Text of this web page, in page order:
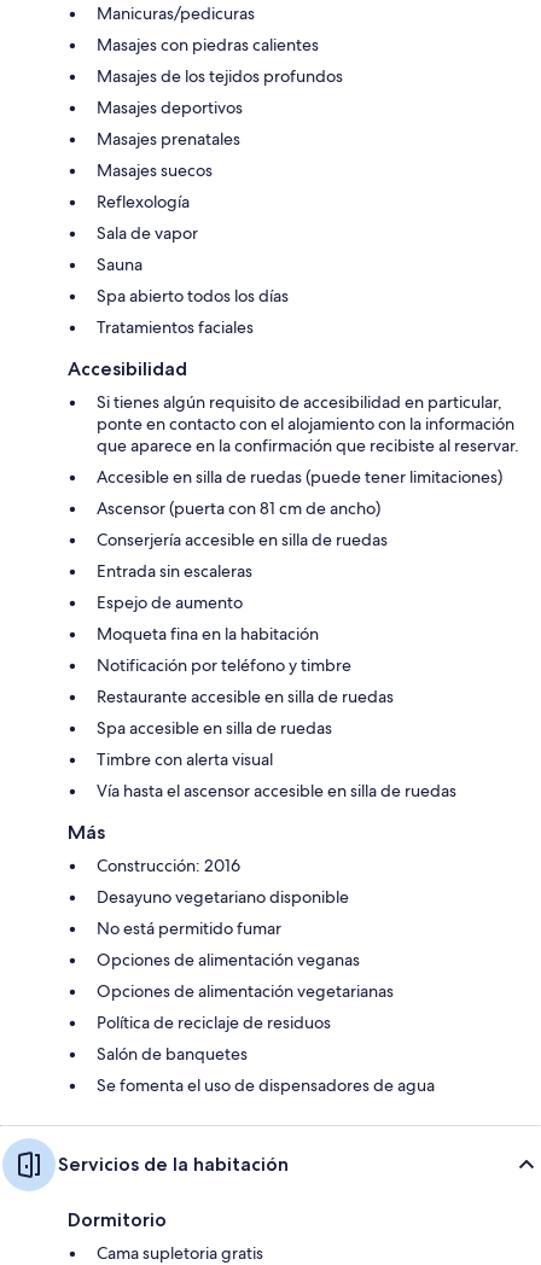
Manicuras/pedicuras
Masajes con piedras calientes
Masajes de los tejidos profundos
Masajes deportivos
Masajes prenatales
Masajes suecos
Reflexología
Sala de vapor
Sauna
Spa abierto todos los días
Tratamientos faciales
Accesibilidad
Si tienes algún requisito de accesibilidad en particular,
ponte en contacto con el alojamiento con la información
que aparece en la confirmación que recibiste al reservar.
Accesible en silla de ruedas (puede tener limitaciones)
Ascensor (puerta con 81 cm de ancho)
Conserjería accesible en silla de ruedas
Entrada sin escaleras
Espejo de aumento
Moqueta fina en la habitación
Notificación por teléfono y timbre
Restaurante accesible en silla de ruedas
Spa accesible en silla de ruedas
Timbre con alerta visual
Vía hasta el ascensor accesible en silla de ruedas
Más
Construcción: 2016
Desayuno vegetariano disponible
No está permitido fumar
Opciones de alimentación veganas
Opciones de alimentación vegetarianas
Política de reciclaje de residuos
Salón de banquetes
Se fomenta el uso de dispensadores de agua
Servicios de la habitación
Dormitorio
Cama supletoria gratis